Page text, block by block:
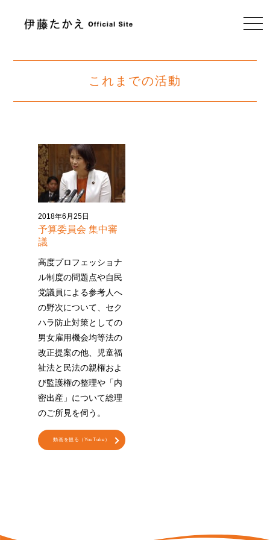
これまでの活動
2018年6月25日
予算委員会 集中審
議
高度プロフェッショナ
ル制度の問題点や自民
党議員による参考人へ
の野次について、セク
ハラ防止対策としての
男女雇用機会均等法の
改正提案の他、児童福
祉法と民法の親権およ
び監護権の整理や「内
密出産」について総理
のご所見を伺う。
動画を観る（YouTube）